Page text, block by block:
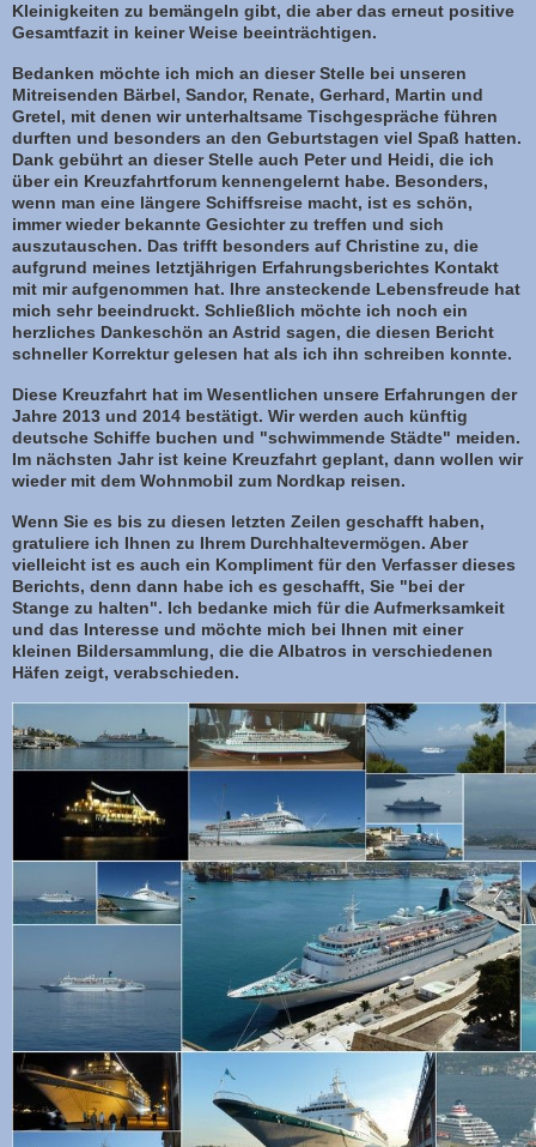
Kleinigkeiten zu bemängeln gibt, die aber das erneut positive
Gesamtfazit in keiner Weise beeinträchtigen.
Bedanken möchte ich mich an dieser Stelle bei unseren
Mitreisenden Bärbel, Sandor, Renate, Gerhard, Martin und
Gretel, mit denen wir unterhaltsame Tischgespräche führen
durften und besonders an den Geburtstagen viel Spaß hatten.
Dank gebührt an dieser Stelle auch Peter und Heidi, die ich
über ein Kreuzfahrtforum kennengelernt habe. Besonders,
wenn man eine längere Schiffsreise macht, ist es schön,
immer wieder bekannte Gesichter zu treffen und sich
auszutauschen. Das trifft besonders auf Christine zu, die
aufgrund meines letztjährigen Erfahrungsberichtes Kontakt
mit mir aufgenommen hat. Ihre ansteckende Lebensfreude hat
mich sehr beeindruckt. Schließlich möchte ich noch ein
herzliches Dankeschön an Astrid sagen, die diesen Bericht
schneller Korrektur gelesen hat als ich ihn schreiben konnte.
Diese Kreuzfahrt hat im Wesentlichen unsere Erfahrungen der
Jahre 2013 und 2014 bestätigt. Wir werden auch künftig
deutsche Schiffe buchen und "schwimmende Städte" meiden.
Im nächsten Jahr ist keine Kreuzfahrt geplant, dann wollen wir
wieder mit dem Wohnmobil zum Nordkap reisen.
Wenn Sie es bis zu diesen letzten Zeilen geschafft haben,
gratuliere ich Ihnen zu Ihrem Durchhaltevermögen. Aber
vielleicht ist es auch ein Kompliment für den Verfasser dieses
Berichts, denn dann habe ich es geschafft, Sie "bei der
Stange zu halten". Ich bedanke mich für die Aufmerksamkeit
und das Interesse und möchte mich bei Ihnen mit einer
kleinen Bildersammlung, die die Albatros in verschiedenen
Häfen zeigt, verabschieden.